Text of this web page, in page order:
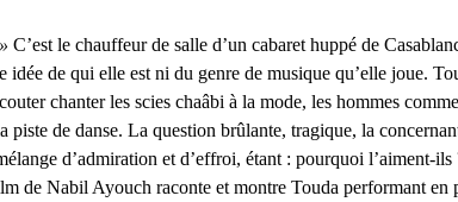
C’est le chauffeur de salle d’un cabaret huppé de
idée de qui elle est ni du genre de musique qu’elle joue.
chanter les scies chaâbi à la mode, les hommes
piste de danse. La question brûlante, tragique, la
d’admiration et d’effroi, étant : pourquoi l’aiment-ils
de Nabil Ayouch raconte et montre Touda performant en